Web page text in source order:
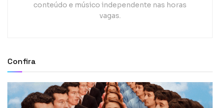
conteúdo e músico independente nas horas
vagas.
Confira